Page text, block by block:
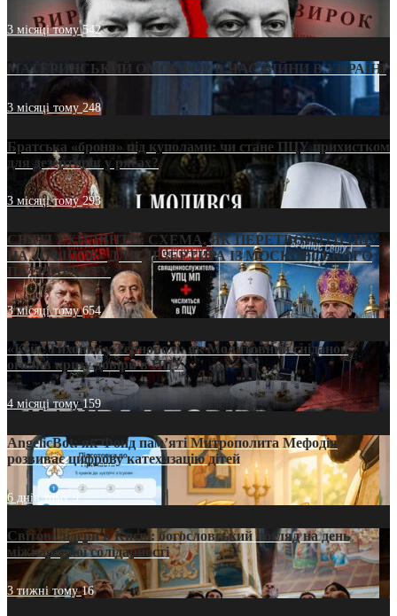
3 місяці тому542
МАТЕРИНСЬКИЙ ОМОРФОР В ЧАС ВІЙНИ В УКРАЇНІ
3 місяці тому248
Братська «броня» під куполами: чи стане ПЦУ прихистком
для дезертирів у рясах?
3 місяці тому293
СВЯТІ УХИЛЯНТИ: СХЕМА, ЯК ПЕРЕТВОРИТИ ПЦУ
НА «ОФШОР» ДЛЯ ДЕЗЕРТИРА ІЗ МОСКОВСЬКОГО
ПАТРІАРХАТУ
3 місяці тому654
«Кейс Тихона» у Тернополі: як Молитовний сніданок
оголив кризу довіри в ПЦУ
4 місяці тому159
AngelicBot: як Фонд пам’яті Митрополита Мефодія
розвиває цифрову катехизацію дітей
6 днів тому9
Світові лідери в Києві: богословський погляд на день
міжнародної солідарності
3 тижні тому16